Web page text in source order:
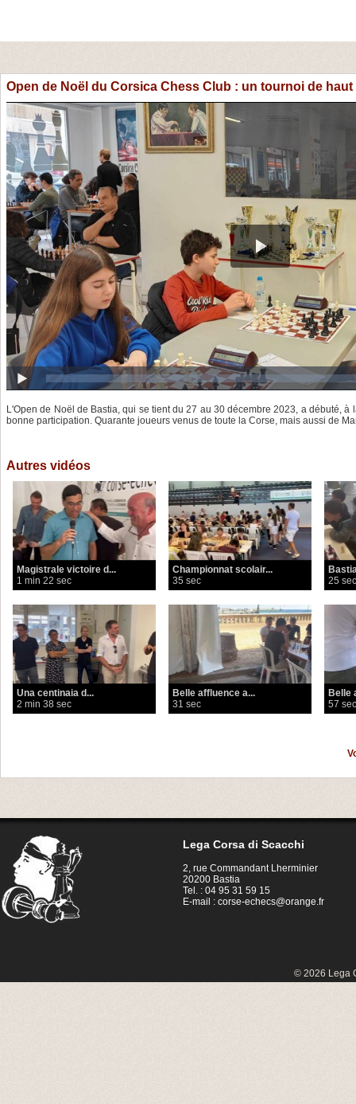
Open de Noël du Corsica Chess Club : un tournoi de haut
L'Open de Noël de Bastia, qui se tient du 27 au 30 décembre 2023, a débuté, à
bonne participation. Quarante joueurs venus de toute la Corse, mais aussi de
Autres vidéos
Magistrale victoire d...
1 min 22 sec
Championnat scolair...
35 sec
25
Una centinaia d...
2 min 38 sec
Belle affluence a...
31 sec
Belle
57
Lega Corsa di Scacchi
2, rue Commandant Lherminier
20200 Bastia
Tel. : 04 95 31 59 15
E-mail :corse-echecs@orange.fr
© 2026 Lega